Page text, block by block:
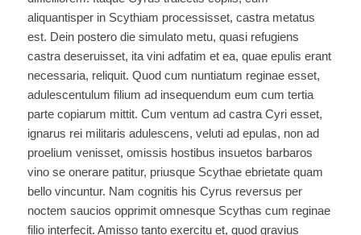
aliquantisper in Scythiam processisset, castra metatus
est. Dein postero die simulato metu, quasi refugiens
castra deseruisset, ita vini adfatim et ea, quae epulis erant
necessaria, reliquit. Quod cum nuntiatum reginae esset,
adulescentulum filium ad insequendum eum cum tertia
parte copiarum mittit. Cum ventum ad castra Cyri esset,
ignarus rei militaris adulescens, veluti ad epulas, non ad
proelium venisset, omissis hostibus insuetos barbaros
vino se onerare patitur, priusque Scythae ebrietate quam
bello vincuntur. Nam cognitis his Cyrus reversus per
noctem saucios opprimit omnesque Scythas cum reginae
filio interfecit. Amisso tanto exercitu et, quod gravius